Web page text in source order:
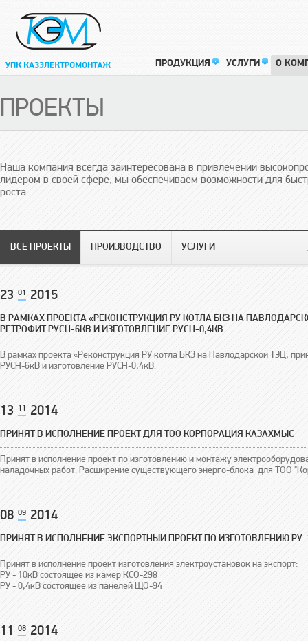
ПРОДУКЦИЯ УСЛУГИ О
ПРОЕКТЫ
Наша компания всегда заинтересована в привлечении
лидером в своей сфере, мы обеспечиваем возможности для
роста.
ВСЕ ПРОЕКТЫ ПРОИЗВОДСТВО УСЛУГИ
23 01 2015
В РАМКАХ ПРОЕКТА «РЕКОНСТРУКЦИЯ РУ КОТЛА БКЗ НА
РЕТРОФИТ РУСН-6КВ И ИЗГОТОВЛЕНИЕ РУСН-0,4КВ.
В рамках проекта «Реконструкция РУ котла БКЗ на Павлодарской ТЭЦ,
РУСН-6кВ и изготовление РУСН-0,4кВ.
13 11 2014
ПРИНЯТ В ИСПОЛНЕНИЕ ПРОЕКТ ДЛЯ ТОО КОРПОРАЦИЯ КАЗАХМЫС
Принят в исполнение проект по изготовлению и монтажу
наладочных работ. Расширение существующего энерго-блока для ТОО
08 09 2014
ПРИНЯТ В ИСПОЛНЕНИЕ ЭКСПОРТНЫЙ ПРОЕКТ ПО ИЗГОТОВЛЕНИЮ РУ-
Принят в исполнение проект изготовления электроустановок на экспорт:
РУ - 10кВ состоящее из камер КСО-298
РУ - 0,4кВ состоящее из панелей ЩО-94
11 08 2014